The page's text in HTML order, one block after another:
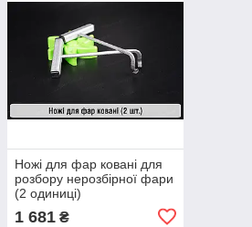
Ножі для фар ковані для
розбору нерозбірної фари
(2 одиниці)
1 681 ₴